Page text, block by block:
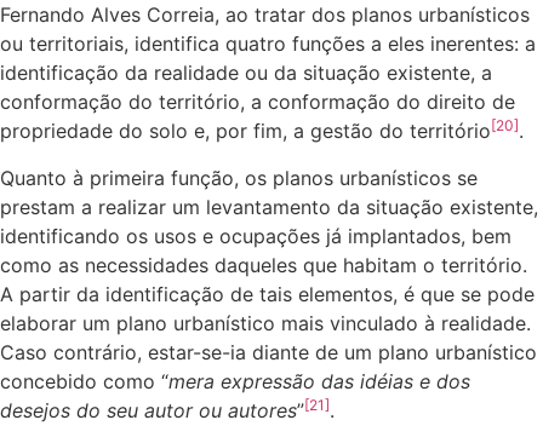
Fernando Alves Correia, ao tratar dos planos urbanísticos
ou territoriais, identifica quatro funções a eles inerentes: a
identificação da realidade ou da situação existente, a
conformação do território, a conformação do direito de
propriedade do solo e, por fim, a gestão do território[20].
Quanto à primeira função, os planos urbanísticos se
prestam a realizar um levantamento da situação existente,
identificando os usos e ocupações já implantados, bem
como as necessidades daqueles que habitam o território.
A partir da identificação de tais elementos, é que se pode
elaborar um plano urbanístico mais vinculado à realidade.
Caso contrário, estar-se-ia diante de um plano urbanístico
concebido como “mera expressão das idéias e dos
desejos do seu autor ou autores”[21].